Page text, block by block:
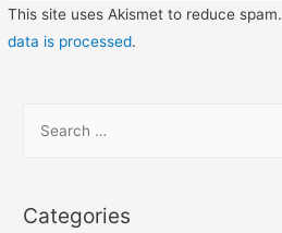
This site uses Akismet to reduce spam.
data is processed.
r
Categories